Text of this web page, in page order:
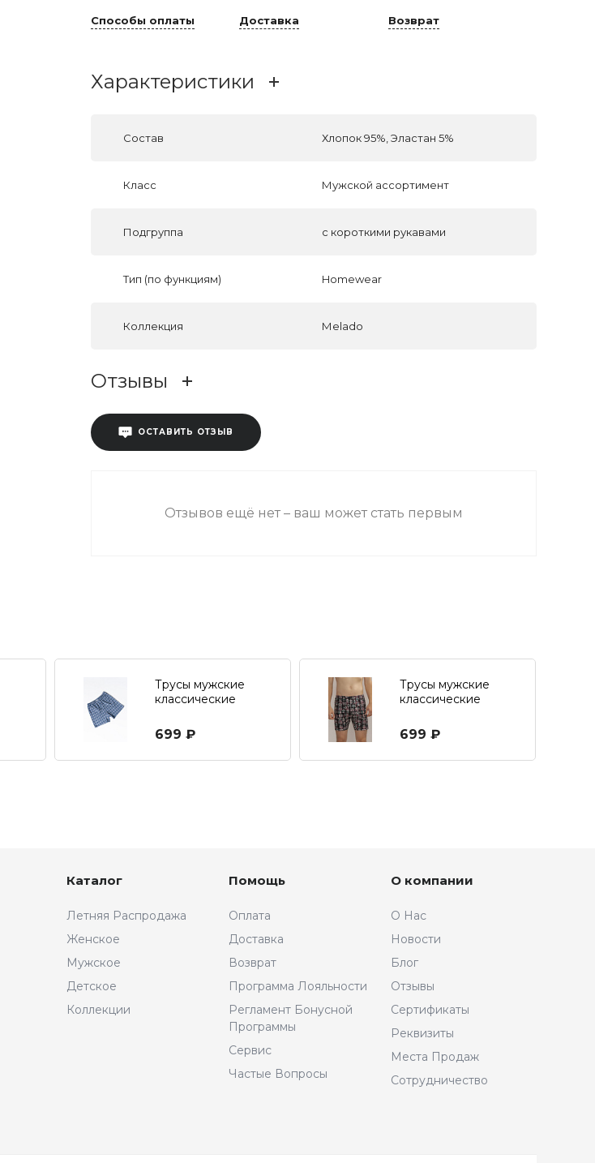
Способы оплаты Доставка Возврат
Характеристики
Состав Хлопок 95%, Эластан 5%
Класс Мужской ассортимент
Подгруппа с короткими рукавами
Тип (по функциям) Homewear
Коллекция Меlado
Отзывы
ОСТАВИТЬ ОТЗЫВ
Отзывов ещё нет – ваш может стать первым
Трусы мужские
классические
699 ₽
Трусы мужские
классические
699 ₽
Каталог
Летняя Распродажа
Женское
Мужское
Детское
Коллекции
Помощь
Оплата
Доставка
Возврат
Программа Лояльности
Регламент Бонусной
Программы
Сервис
Частые Вопросы
О компании
О Нас
Новости
Блог
Отзывы
Сертификаты
Реквизиты
Места Продаж
Сотрудничество